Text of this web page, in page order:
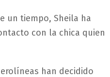
un tiempo, Sheila ha
con la chica quien
han decidido